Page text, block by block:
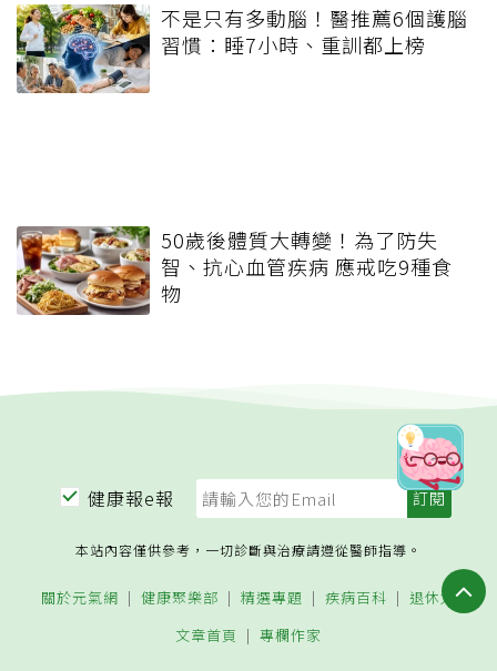
不是只有多動腦！醫推薦6個護腦
習慣：睡7小時、重訓都上榜
50歲後體質大轉變！為了防失
智、抗心血管疾病 應戒吃9種食
物
健康報e報
本站內容僅供參考，一切診斷與治療請遵從醫師指導。
關於元氣網 健康聚樂部 精選專題 疾病百科
退休力
文章首頁
專欄作家